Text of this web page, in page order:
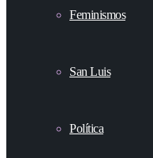
Feminismos
San Luis
Política